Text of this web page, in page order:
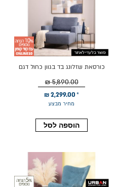
כורסאת שזלונג בד בגוון כחול דגם
מחיר מבצע
2,299.00 ₪
5,890.00 ₪
הוספה לסל